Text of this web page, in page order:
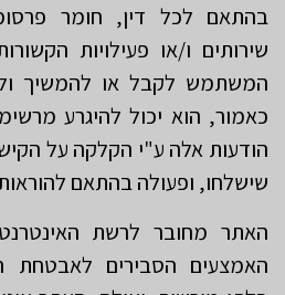
בהתאם לכל דין, חומר
שירותים ו/או פעילויות
המשתמש לקבל או להמשיך
כאמור, הוא יכול להיגרע
הודעות אלה ע"י הקלקה על
שישלחו, ופעולה בהתאם להוראות
האתר מחובר לרשת
האמצעים הסבירים לאבטחת